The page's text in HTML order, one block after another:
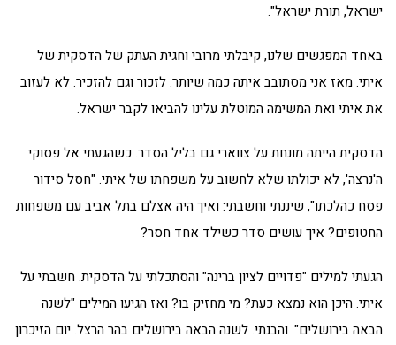
ישראל, תורת ישראל".
באחד המפגשים שלנו, קיבלתי מרובי וחגית העתק של הדסקית של
איתי. מאז אני מסתובב איתה כמה שיותר. לזכור וגם להזכיר. לא לעזוב
את איתי ואת המשימה המוטלת עלינו להביאו לקבר ישראל.
הדסקית הייתה מונחת על צווארי גם בליל הסדר. כשהגעתי אל פסוקי
ה'נרצה', לא יכולתו שלא לחשוב על משפחתו של איתי. "חסל סידור
פסח כהלכתו", שיננתי וחשבתי: ואיך היה אצלם בתל אביב עם משפחות
החטופים? איך עושים סדר כשילד אחד חסר?
הגעתי למילים "פדויים לציון ברינה" והסתכלתי על הדסקית. חשבתי על
איתי. היכן הוא נמצא כעת? מי מחזיק בו? ואז הגיעו המילים "לשנה
הבאה בירושלים". והבנתי. לשנה הבאה בירושלים בהר הרצל. יום הזיכרון